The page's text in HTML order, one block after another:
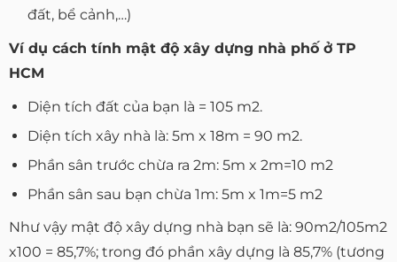
đất, bể cảnh,…)
Ví dụ cách tính mật độ xây dựng nhà phố ở TP
HCM
Diện tích đất của bạn là = 105 m2.
Diện tích xây nhà là: 5m x 18m = 90 m2.
Phần sân trước chừa ra 2m: 5m x 2m=10 m2
Phần sân sau bạn chừa 1m: 5m x 1m=5 m2
Như vậy mật độ xây dựng nhà bạn sẽ là: 90m2/105m2
x100 = 85,7%; trong đó phần xây dựng là 85,7% (tương